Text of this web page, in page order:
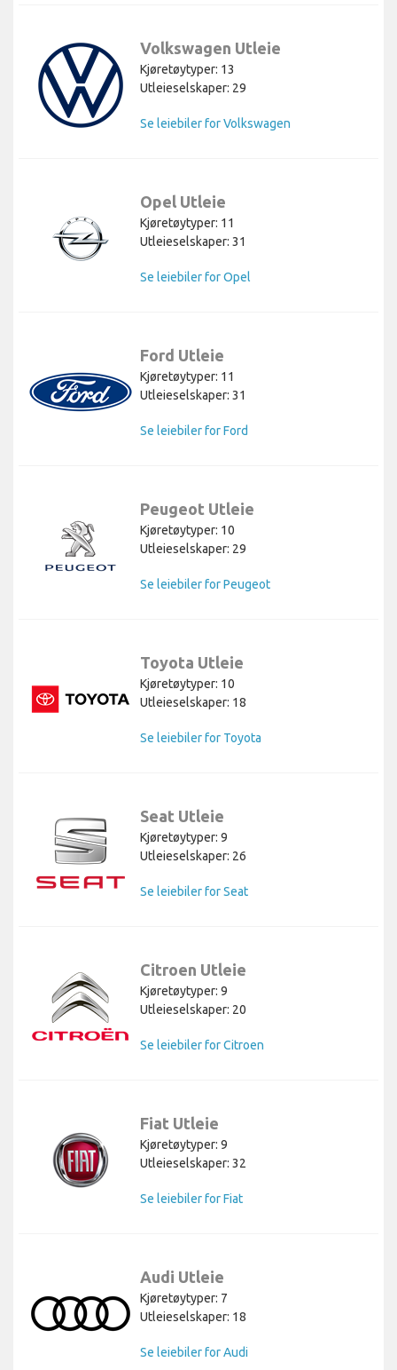
Volkswagen Utleie
Kjøretøytyper: 13
Utleieselskaper: 29
Se leiebiler for Volkswagen
Opel Utleie
Kjøretøytyper: 11
Utleieselskaper: 31
Se leiebiler for Opel
Ford Utleie
Kjøretøytyper: 11
Utleieselskaper: 31
Se leiebiler for Ford
Peugeot Utleie
Kjøretøytyper: 10
Utleieselskaper: 29
Se leiebiler for Peugeot
Toyota Utleie
Kjøretøytyper: 10
Utleieselskaper: 18
Se leiebiler for Toyota
Seat Utleie
Kjøretøytyper: 9
Utleieselskaper: 26
Se leiebiler for Seat
Citroen Utleie
Kjøretøytyper: 9
Utleieselskaper: 20
Se leiebiler for Citroen
Fiat Utleie
Kjøretøytyper: 9
Utleieselskaper: 32
Se leiebiler for Fiat
Audi Utleie
Kjøretøytyper: 7
Utleieselskaper: 18
Se leiebiler for Audi